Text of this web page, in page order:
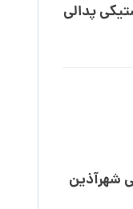
پدالی
شهرآذین